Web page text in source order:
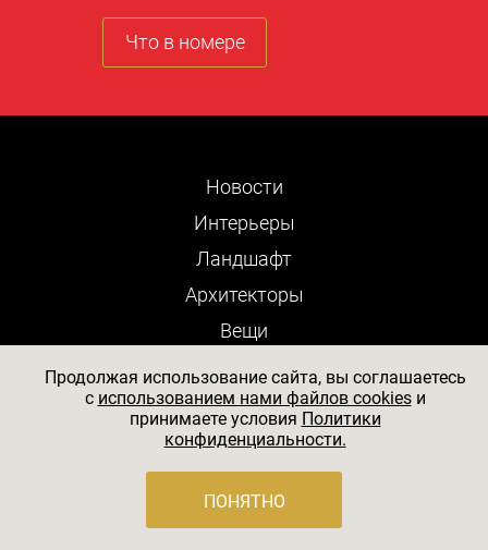
Что в номере
Новости
Интерьеры
Ландшафт
Архитекторы
Вещи
Выставки
Яхты
Отели
Рестораны
Продолжая использование сайта, вы соглашаетесь
c использованием нами файлов cookiesи
принимаете условия Политики
конфиденциальности.
ПОНЯТНО